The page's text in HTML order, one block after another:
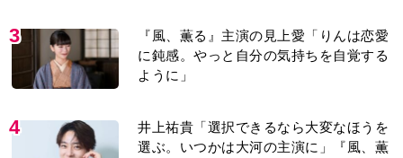
3
『風、薫る』主演の見上愛「りんは恋愛
に鈍感。やっと自分の気持ちを自覚する
ように」
4
井上祐貴「選択できるなら大変なほうを
選ぶ。いつかは大河の主演に」『風、薫